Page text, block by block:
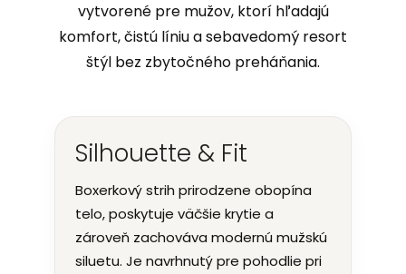
vytvorené pre mužov, ktorí hľadajú
komfort, čistú líniu a sebavedomý resort
štýl bez zbytočného preháňania.
Silhouette & Fit
Boxerkový strih prirodzene obopína
telo, poskytuje väčšie krytie a
zároveň zachováva modernú mužskú
siluetu. Je navrhnutý pre pohodlie pri